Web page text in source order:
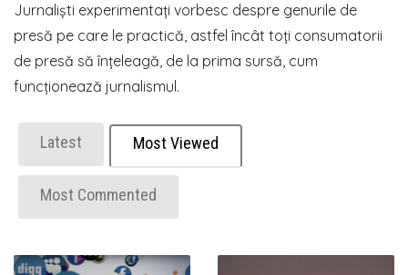
Jurnaliști experimentați vorbesc despre genurile de
presă pe care le practică, astfel încât toți consumatorii
de presă să înțeleagă, de la prima sursă, cum
funcționează jurnalismul.
Latest Most Viewed
Most Commented